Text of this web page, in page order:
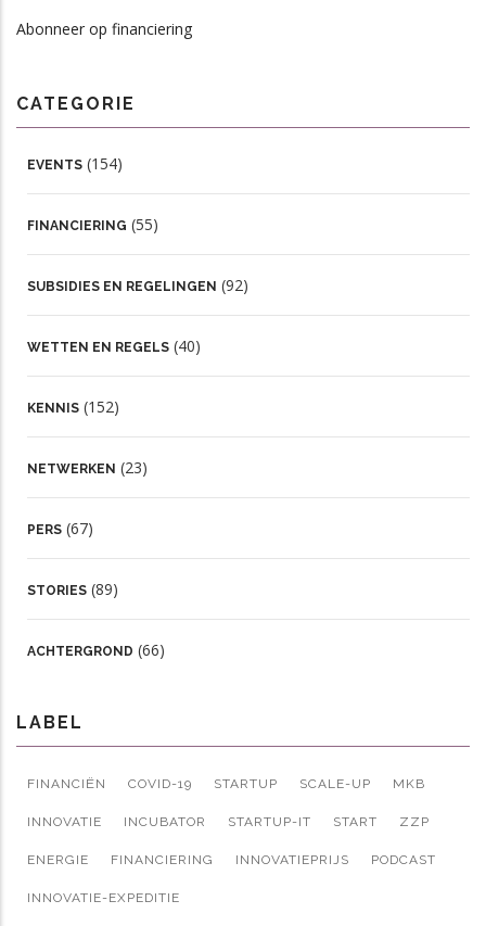
Abonneer op financiering
CATEGORIE
EVENTS (154)
FINANCIERING (55)
SUBSIDIES EN REGELINGEN (92)
WETTEN EN REGELS (40)
KENNIS (152)
NETWERKEN (23)
PERS (67)
STORIES (89)
ACHTERGROND (66)
LABEL
FINANCIËN COVID-19 STARTUP SCALE-UP MKB
INNOVATIE INCUBATOR STARTUP-IT START ZZP
ENERGIE FINANCIERING INNOVATIEPRIJS PODCAST
INNOVATIE-EXPEDITIE